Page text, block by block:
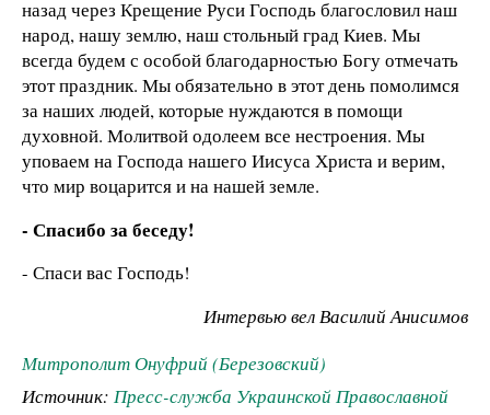
назад через Крещение Руси Господь благословил наш
народ, нашу землю, наш стольный град Киев. Мы
всегда будем с особой благодарностью Богу отмечать
этот праздник. Мы обязательно в этот день помолимся
за наших людей, которые нуждаются в помощи
духовной. Молитвой одолеем все нестроения. Мы
уповаем на Господа нашего Иисуса Христа и верим,
что мир воцарится и на нашей земле.
- Спасибо за беседу!
- Спаси вас Господь!
Интервью вел Василий Анисимов
Митрополит Онуфрий (Березовский)
Источник: Пресс-служба Украинской Православной